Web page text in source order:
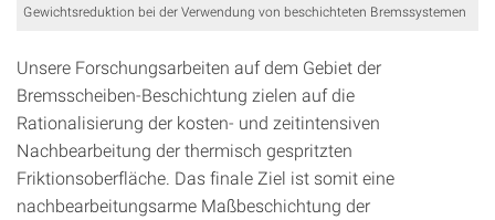
Gewichtsreduktion bei der Verwendung von beschichteten Bremssystemen
Unsere Forschungsarbeiten auf dem Gebiet der
Bremsscheiben-Beschichtung zielen auf die
Rationalisierung der kosten- und zeitintensiven
Nachbearbeitung der thermisch gespritzten
Friktionsoberfläche. Das finale Ziel ist somit eine
nachbearbeitungsarme Maßbeschichtung der